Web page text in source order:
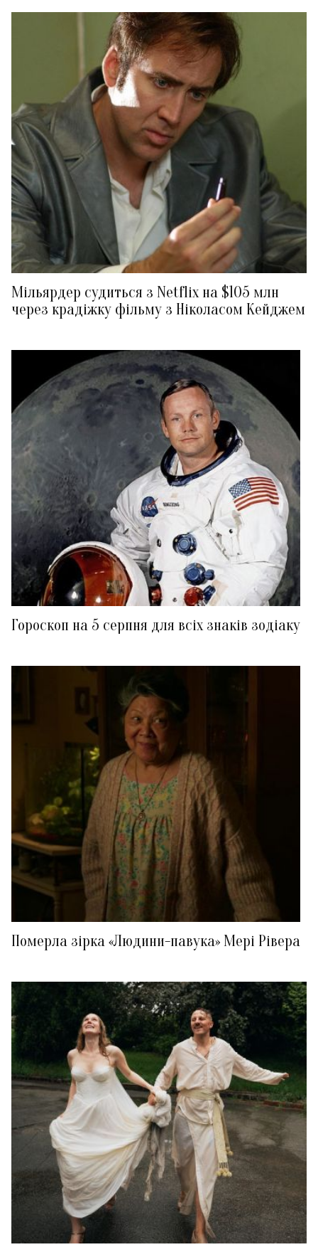
Мільярдер судиться з Netflix на $105 млн
через крадіжку фільму з Ніколасом Кейджем
Гороскоп на 5 серпня для всіх знаків зодіаку
Померла зірка «Людини-павука» Мері Рівера